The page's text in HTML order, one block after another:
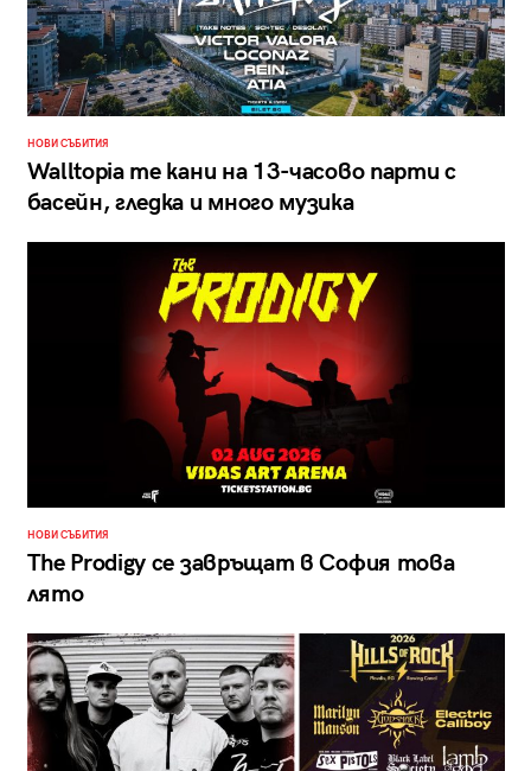
НОВИ СЪБИТИЯ
Walltopia те кани на 13-часово парти с
басейн, гледка и много музика
НОВИ СЪБИТИЯ
The Prodigy се завръщат в София това
лято